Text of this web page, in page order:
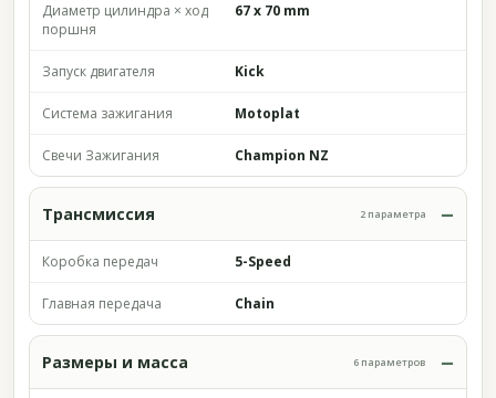
Диаметр цилиндра × ход
поршня
67 x 70 mm
Запуск двигателя Kick
Система зажигания Motoplat
Свечи Зажигания Champion NZ
Трансмиссия 2 параметра
Коробка передач 5-Speed
Главная передача Chain
Размеры и масса 6 параметров